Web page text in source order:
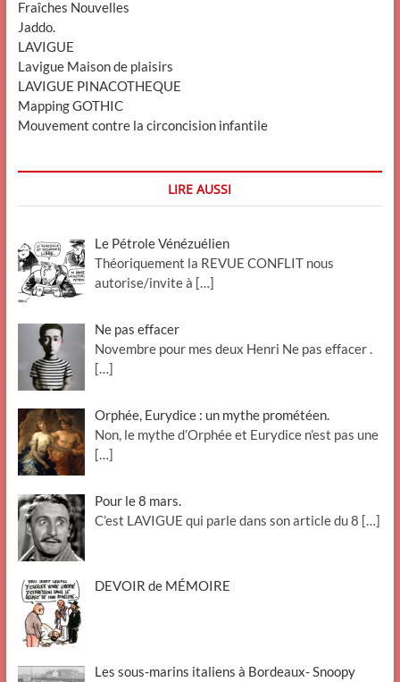
Fraîches Nouvelles
Jaddo.
LAVIGUE
Lavigue Maison de plaisirs
LAVIGUE PINACOTHEQUE
Mapping GOTHIC
Mouvement contre la circoncision infantile
LIRE AUSSI
Le Pétrole Vénézuélien
Théoriquement la REVUE CONFLIT nous
autorise/invite à […]
Ne pas effacer
Novembre pour mes deux Henri Ne pas effacer .
[…]
Orphée, Eurydice : un mythe prométéen.
Non, le mythe d’Orphée et Eurydice n’est pas une
[…]
Pour le 8 mars.
C’est LAVIGUE qui parle dans son article du 8 […]
DEVOIR de MÉMOIRE
Les sous-marins italiens à Bordeaux- Snoopy